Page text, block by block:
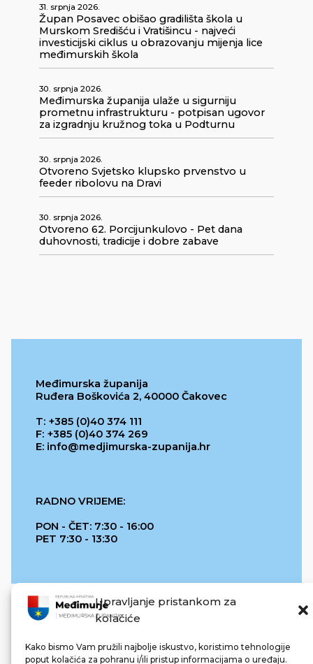
Upravljanje pristankom za
kolačiće
Kako bismo Vam pružili najbolje iskustvo, koristimo tehnologije
poput kolačića za pohranu i/ili pristup informacijama o uređaju.
31. srpnja 2026.
Župan Posavec obišao gradilišta škola u
Murskom Središću i Vratišincu - najveći
investicijski ciklus u obrazovanju mijenja lice
međimurskih škola
30. srpnja 2026.
Međimurska županija ulaže u sigurniju
prometnu infrastrukturu - potpisan ugovor
za izgradnju kružnog toka u Podturnu
30. srpnja 2026.
Otvoreno Svjetsko klupsko prvenstvo u
feeder ribolovu na Dravi
30. srpnja 2026.
Otvoreno 62. Porcijunkulovo - Pet dana
duhovnosti, tradicije i dobre zabave
Međimurska županija
Ruđera Boškovića 2, 40000 Čakovec
T: +385 (0)40 374 111
F: +385 (0)40 374 269
E: info@medjimurska-zupanija.hr
RADNO VRIJEME:
PON - ČET: 7:30 - 16:00
PET 7:30 - 13:30